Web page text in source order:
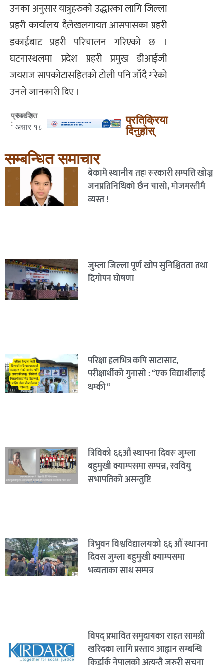
उनका अनुसार यात्रुहरुको उद्धारका लागि जिल्ला
प्रहरी कार्यालय दैलेखलगायत आसपासका प्रहरी
इकाईबाट प्रहरी परिचालन गरिएको छ ।
घटनास्थलमा प्रदेश प्रहरी प्रमुख डीआईजी
जयराज सापकोटासहितको टोली पनि जाँदै गरेको
उनले जानकारी दिए ।
प्रकाशित
:
२०८३
असार १८
प्रतिक्रिया
दिनुहोस्
सम्बन्धित समाचार
बेकामे स्थानीय तहः सरकारी सम्पत्ति खोज्न
जनप्रतिनिधिको छैन चासो, मोजमस्तीमै
व्यस्त !
जुम्ला जिल्ला पूर्ण खोप सुनिश्चितता तथा
दिगोपन घोषणा
परिक्षा हलभित्र कपि साटासाट,
परीक्षार्थीको गुनासो : “एक विद्यार्थीलाई
धम्की “
त्रिविको ६६औं स्थापना दिवस जुम्ला
बहुमुखी क्याम्पसमा सम्पन्न, स्ववियु
सभापतिको असन्तुष्टि
त्रिभुवन विश्वविद्यालयको ६६ औं स्थापना
दिवस जुम्ला बहुमुखी क्याम्पसमा
भव्यताका साथ सम्पन्न
विपद् प्रभावित समुदायका राहत सामग्री
खरिदका लागि प्रस्ताव आह्वान सम्बन्धि